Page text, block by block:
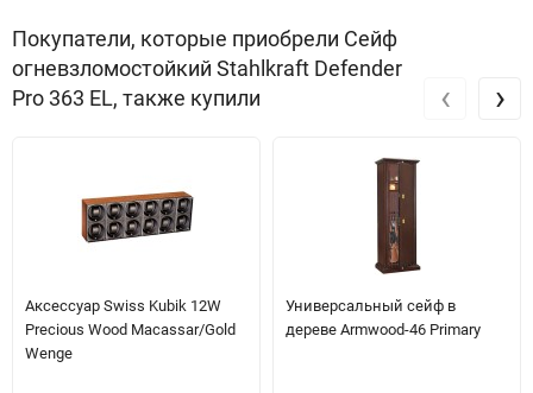
Покупатели, которые приобрели Сейф
огневзломостойкий Stahlkraft Defender
Pro 363 EL, также купили
Аксессуар Swiss Kubik 12W
Precious Wood Macassar/Gold
Wenge
Универсальный сейф в
дереве Armwood-46 Primary
‹ ›